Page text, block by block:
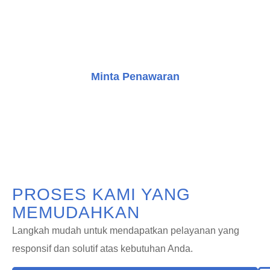
Minta Penawaran
PROSES KAMI YANG
MEMUDAHKAN
Langkah mudah untuk mendapatkan pelayanan yang
responsif dan solutif atas kebutuhan Anda.